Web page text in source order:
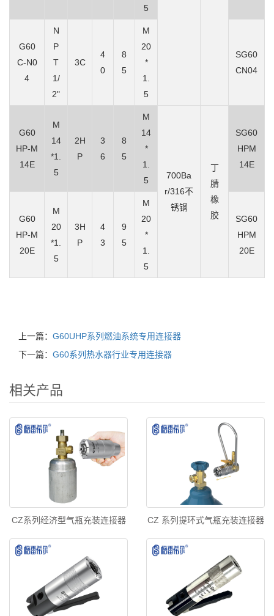
5
G60
C-N0
4
N
P
T
1/
2"
3C
4
0
8
5
M
20
*
1.
5
SG60
CN04
G60
HP-M
14E
M
14
*1.
5
2H
P
3
6
8
5
M
14
*
1.
5
700Ba
r/316不
锈钢
丁
腈
橡
胶
SG60
HPM
14E
G60
HP-M
20E
M
20
*1.
5
3H
P
4
3
9
5
M
20
*
1.
5
SG60
HPM
20E
上一篇： G60UHP系列燃油系统专用连接器
下一篇： G60系列热水器行业专用连接器
相关产品
CZ系列经济型气瓶充装连接器 CZ 系列提环式气瓶充装连接器